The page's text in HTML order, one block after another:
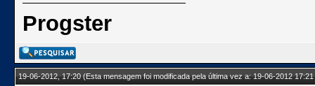
Progster
19-06-2012, 17:20(Esta mensagem foi modificada pela última vez a: 19-06-2012